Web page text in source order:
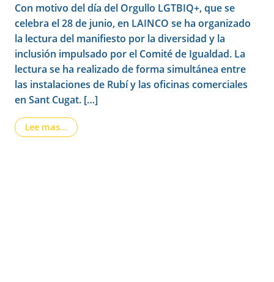
Con motivo del día del Orgullo LGTBIQ+, que se
celebra el 28 de junio, en LAINCO se ha organizado
la lectura del manifiesto por la diversidad y la
inclusión impulsado por el Comité de Igualdad. La
lectura se ha realizado de forma simultánea entre
las instalaciones de Rubí y las oficinas comerciales
en Sant Cugat. […]
Lee mas… from Lectura del manifiesto del Orgullo